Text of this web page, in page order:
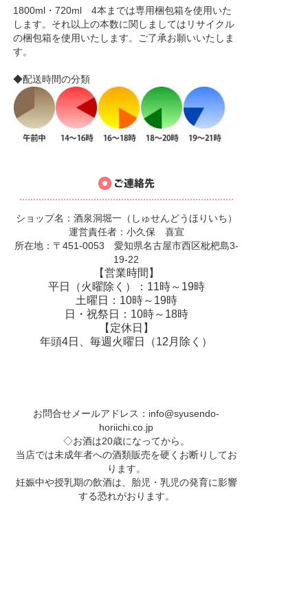
1800ml・720ml 4本までは専用梱包箱を使用いた
します。それ以上の本数に関しましてはリサイクル
の梱包箱を使用いたします。ご了承お願いいたしま
す。
◆配送時間の分類
ショップ名：酒泉洞堀一（しゅせんどうほりいち）
運営責任者：小久保 喜宣
所在地：〒451-0053 愛知県名古屋市西区枇杷島3-
19-22
【営業時間】
平日（火曜除く）：11時～19時
土曜日：10時～19時
日・祝祭日：10時～18時
【定休日】
年頭4日、毎週火曜日（12月除く）
お問合せメールアドレス： info@syusendo-
horiichi.co.jp
◇お酒は20歳になってから。
当店では未成年者への酒類販売を硬くお断りしてお
ります。
妊娠中や授乳期の飲酒は、胎児・乳児の発育に影響
する恐れがおります。